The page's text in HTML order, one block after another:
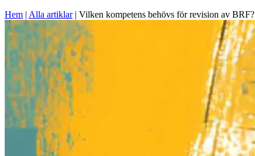
Hem | Alla artiklar| Vilken kompetens behövs för revision av BRF?